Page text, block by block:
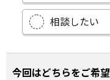
相談したい
今回はどちらをご希